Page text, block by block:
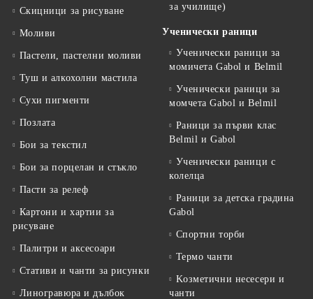
Скицници за рисуване
Моливи
Пастели, пастелни моливи
Туш и алкохолни мастила
Сухи пигменти
Позлата
Бои за текстил
Бои за порцелан и стъкло
Пасти за релеф
Картони и хартии за
рисуване
Палитри и аксесоари
Стативи и чанти за рисунки
Линогравюра и дълбок
за училище)
Ученически раници
Ученически раници за
момичета Gabol и Belmil
Ученически раници за
момчета Gabol и Belmil
Раници за първи клас
Belmil и Gabol
Ученически раници с
колелца
Раници за детска градина
Gabol
Спортни торби
Термо чанти
Kозметични несесери и
чанти